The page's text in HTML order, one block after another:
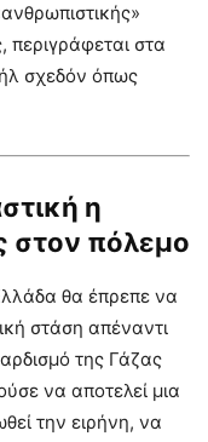
στα
σχεδόν όπως
η
στον πόλεμο
θα έπρεπε να
στάση απέναντι
της Γάζας
να αποτελεί μια
την ειρήνη, να